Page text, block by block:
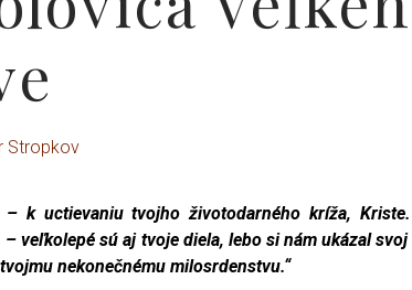
Stropkov
k uctievaniu tvojho životodarného kríža,
veľkolepé sú aj tvoje diela, lebo si nám ukázal
nekonečnému milosrdenstvu.“